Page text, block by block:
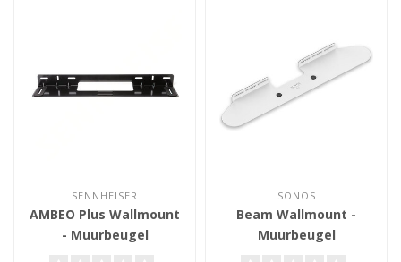
SENNHEISER
AMBEO Plus Wallmount
- Muurbeugel
SONOS
Beam Wallmount -
Muurbeugel